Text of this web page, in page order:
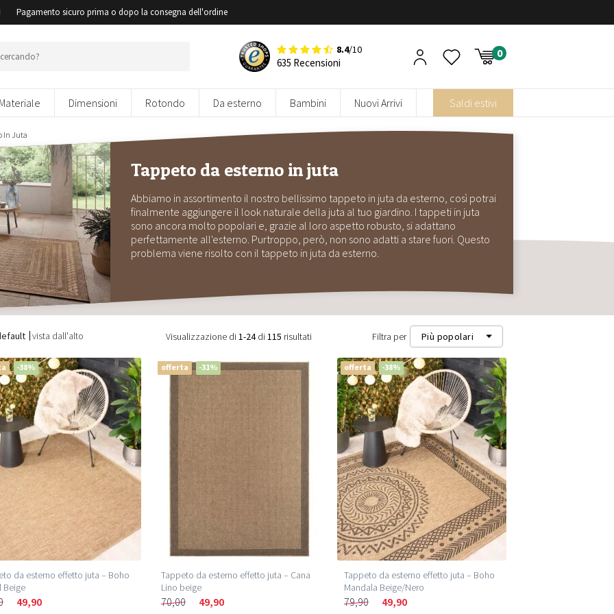
Pagamento sicuro prima o dopo la consegna dell'ordine
8.4/10
635 Recensioni
Materiale Dimensioni Rotondo Da esterno Bambini Nuovi Arrivi Saldi estivi
In Juta
Tappeto da esterno in juta
Abbiamo in assortimento il nostro bellissimo tappeto in juta da esterno, così potrai
finalmente aggiungere il look naturale della juta al tuo giardino. I tappeti in juta
sono ancora molto popolari e, grazie al loro aspetto robusto, si adattano
perfettamente all'esterno. Purtroppo, però, non sono adatti a stare fuori. Questo
problema viene risolto con il tappeto in juta da esterno.
vista dall'alto Visualizzazione di1-24di115 risultati Filtra per Più popolari
Più popolari
Più recenti
Prezzo più basso (m²)
Prezzo più alto (m²)
-38%
da esterno effetto juta – Boho
Beige
49,90
offerta -31%
Tappeto da esterno effetto juta – Cana
Lino beige
70,00 49,90
offerta -38%
Tappeto da esterno effetto juta – Boho
Mandala Beige/Nero
79,90 49,90